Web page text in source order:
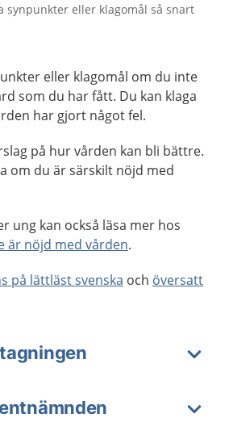
synpunkter eller klagomål så snart
eller klagomål om du inte
som du har fått. Du kan klaga
har gjort något fel.
på hur vården kan bli bättre.
om du är särskilt nöjd med
ung kan också läsa mer hos
är nöjd med vården.
på lättläst svenska och översatt